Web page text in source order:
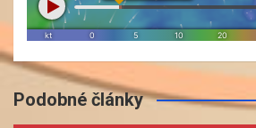
Podobné články